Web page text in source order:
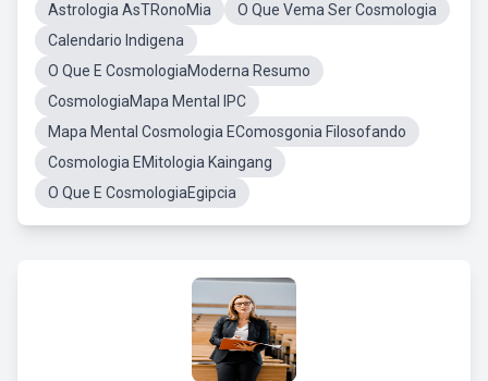
Astrologia AsTRonoMia
O Que Vema Ser Cosmologia
Calendario Indigena
O Que E CosmologiaModerna Resumo
CosmologiaMapa Mental IPC
Mapa Mental Cosmologia EComosgonia Filosofando
Cosmologia EMitologia Kaingang
O Que E CosmologiaEgipcia